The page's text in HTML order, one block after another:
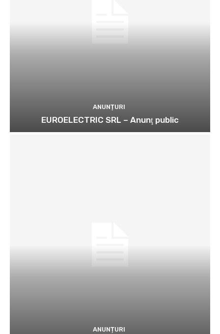
ANUNȚURI
EUROELECTRIC SRL – Anunţ public
ANUNȚURI